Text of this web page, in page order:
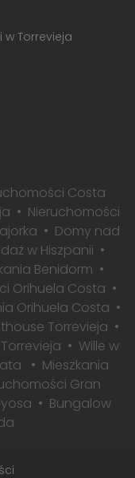
Torrevieja
Costa
Nieruchomości
Domy nad
w Hiszpanii
Benidorm
Orihuela Costa
Orihuela Costa
Torrevieja
Wille w
Mieszkania
Gran
Bungalow